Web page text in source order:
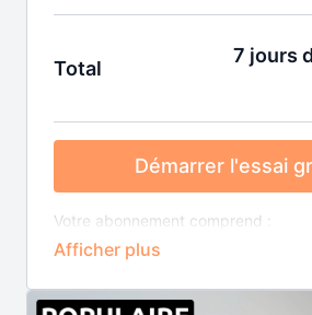
Total
7 jours
Démarrer l'essai
Votre abonnement comprend :
7 jours d'essai gratuit.
Accès illimité à l'ensemble du
de 400 séances) et à tous les
Nouvelles vidéos et programmes